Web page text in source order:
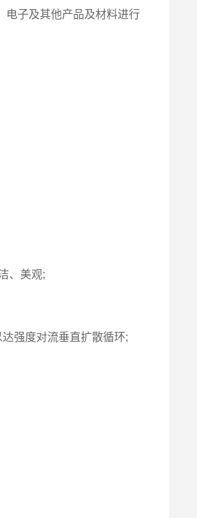
电子及其他产品及材料进行
、美观;
强度对流垂直扩散循环;